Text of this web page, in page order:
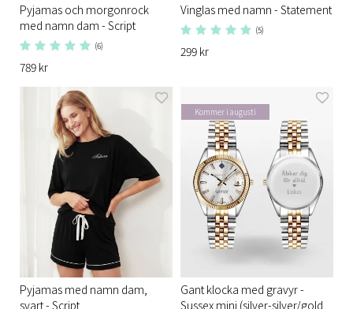
Pyjamas och morgonrock
med namn dam - Script
(6)
789 kr
Vinglas med namn - Statement
(5)
299 kr
Pyjamas med namn dam,
svart - Script
Kommer i augusti
Gant klocka med gravyr -
Sussex mini (silver-silver/gold